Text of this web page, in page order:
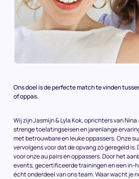
Ons doel is de perfecte match te vinden
of oppas.
Wij zijn Jasmijn & Lyla Kok, oprichters van
strenge toelatingseisen en jarenlange
met betrouwbare en leuke oppassers. Onze
vervolgens voor dat de opvang zó geregeld
voor onze au pairs en oppassers. Door het
events, gecertificeerde trainingen en een in-
écht onderdeel van ons team. Waar wacht je